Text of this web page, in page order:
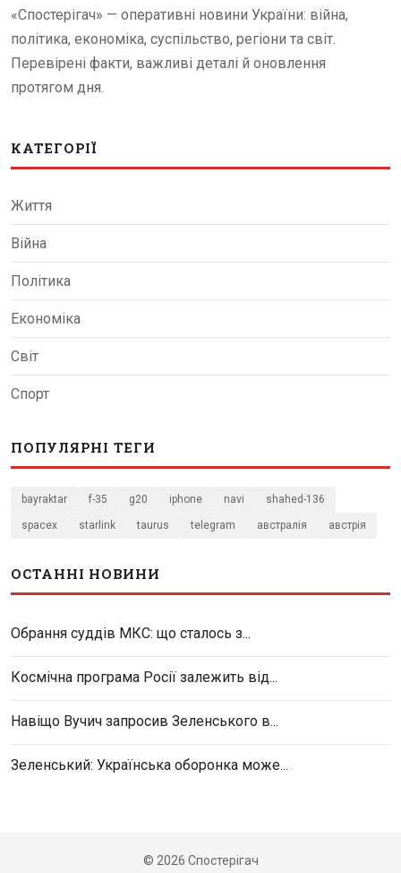
«Спостерігач» — оперативні новини України: війна,
політика, економіка, суспільство, регіони та світ.
Перевірені факти, важливі деталі й оновлення
протягом дня.
КАТЕГОРІЇ
Життя
Війна
Політика
Економіка
Світ
Спорт
ПОПУЛЯРНІ ТЕГИ
bayraktar f-35 g20 iphone navi shahed-136
spacex starlink taurus telegram австралія австрія
ОСТАННІ НОВИНИ
Обрання суддів МКС: що сталось з...
Космічна програма Росії залежить від...
Навіщо Вучич запросив Зеленського в...
Зеленський: Українська оборонка може...
© 2026 Спостерігач